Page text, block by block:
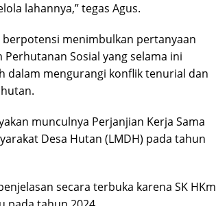
lahannya,” tegas Agus.
menimbulkan pertanyaan
Sosial yang selama ini
dalam mengurangi konflik tenurial dan
munculnya Perjanjian Kerja Sama
Desa Hutan (LMDH) pada tahun
secara terbuka karena SK HKm